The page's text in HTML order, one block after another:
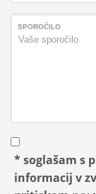
SPOROČILO
* soglašam s
informacij v